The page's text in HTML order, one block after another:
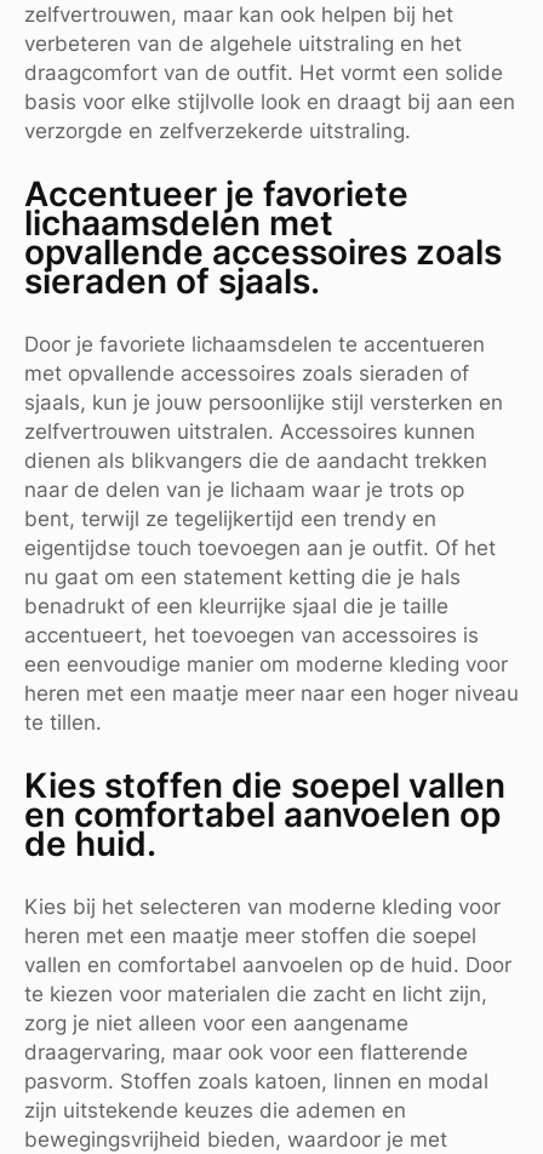
zelfvertrouwen, maar kan ook helpen bij het
verbeteren van de algehele uitstraling en het
draagcomfort van de outfit. Het vormt een solide
basis voor elke stijlvolle look en draagt bij aan een
verzorgde en zelfverzekerde uitstraling.
Accentueer je favoriete
lichaamsdelen met
opvallende accessoires zoals
sieraden of sjaals.
Door je favoriete lichaamsdelen te accentueren
met opvallende accessoires zoals sieraden of
sjaals, kun je jouw persoonlijke stijl versterken en
zelfvertrouwen uitstralen. Accessoires kunnen
dienen als blikvangers die de aandacht trekken
naar de delen van je lichaam waar je trots op
bent, terwijl ze tegelijkertijd een trendy en
eigentijdse touch toevoegen aan je outfit. Of het
nu gaat om een statement ketting die je hals
benadrukt of een kleurrijke sjaal die je taille
accentueert, het toevoegen van accessoires is
een eenvoudige manier om moderne kleding voor
heren met een maatje meer naar een hoger niveau
te tillen.
Kies stoffen die soepel vallen
en comfortabel aanvoelen op
de huid.
Kies bij het selecteren van moderne kleding voor
heren met een maatje meer stoffen die soepel
vallen en comfortabel aanvoelen op de huid. Door
te kiezen voor materialen die zacht en licht zijn,
zorg je niet alleen voor een aangename
draagervaring, maar ook voor een flatterende
pasvorm. Stoffen zoals katoen, linnen en modal
zijn uitstekende keuzes die ademen en
bewegingsvrijheid bieden, waardoor je met